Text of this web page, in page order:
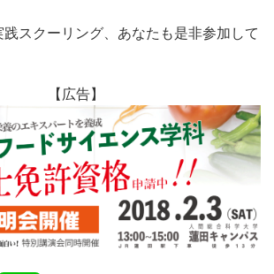
スクーリング、あなたも是非参加して
【広告】